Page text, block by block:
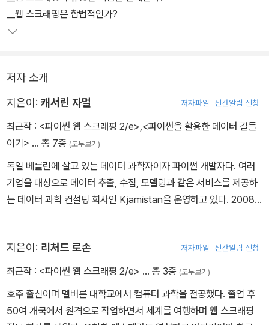
하는 방법을 다룬다. 원서에서 제공하는 코드의 오타와 호환성, 예시
사이트 URL을 파이썬 3.7 기반으로 수정한 역자의 github 저장소
__웹 스크래핑은 합법적인가?
저자 소개
지은이: 캐서린 자멀 저자파일 신간알림 신청
최근작 : <파이썬 웹 스크래핑 2/e>,<파이썬을 활용한 데이터 길들
이기> … 총 7종 (모두보기)
독일 베를린에 살고 있는 데이터 과학자이자 파이썬 개발자다. 여러
기업을 대상으로 데이터 추출, 수집, 모델링과 같은 서비스를 제공하
는 데이터 과학 컨설팅 회사인 Kjamistan을 운영하고 있다. 2008
기 위해 웹 스크래핑을 활용하는 다양한 회사에서 일한 적이 있다. 웹
을 스크래핑하지 않을 때는 트위터(@kjam) 또는 블로그(https://bl
지은이: 리처드 로손 저자파일 신간알림 신청
최근작 : <파이썬 웹 스크래핑 2/e> … 총 3종 (모두보기)
호주 출신이며 멜버른 대학교에서 컴퓨터 과학을 전공했다. 졸업 후
50여 개국에서 원격으로 작업하면서 세계를 여행하며 웹 스크래핑